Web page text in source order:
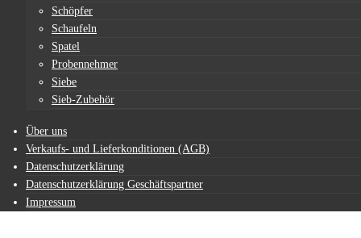
Schöpfer
Schaufeln
Spatel
Probennehmer
Siebe
Sieb-Zubehör
Über uns
Verkaufs- und Lieferkonditionen (AGB)
Datenschutzerklärung
Datenschutzerklärung Geschäftspartner
Impressum